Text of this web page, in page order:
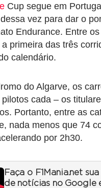
Cup segue em
vez para dar o
Endurance. Entre
primeira das três
calendário.
do Algarve, os
cada – os
Portanto, entre as
nada menos que 74
por 2h30.
Faça o F1Mania.net
de notícias no Google